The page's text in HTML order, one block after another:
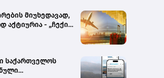
მიუხედავად,
აქტიურია - „ჩექინ
საქართველოს